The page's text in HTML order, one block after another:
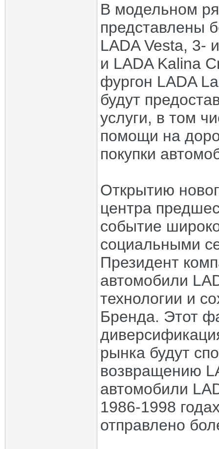
В модельном
представлены
LADA Vesta, 3-
и LADA Kalina
фургон LADA
будут
услуги, в том
помощи на
покупки
Открытию
центра
событие
социальными
Президент
автомобили
технологии и
Бренда. Этот
рынка будут
возвращению
автомобили
1986-1998
отправлено